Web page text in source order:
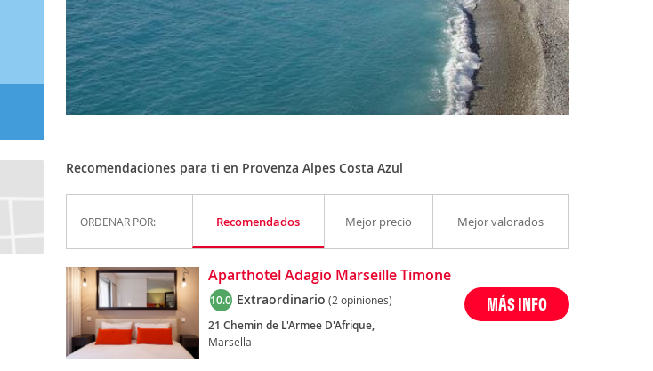
Recomendaciones para ti en Provenza Alpes Costa Azul
ORDENAR POR: Recomendados Mejor precio Mejor valorados
Aparthotel Adagio Marseille Timone
10.0 Extraordinario (2 opiniones)
21 Chemin de L'Armee D'Afrique,
Marsella
MÁS INFO